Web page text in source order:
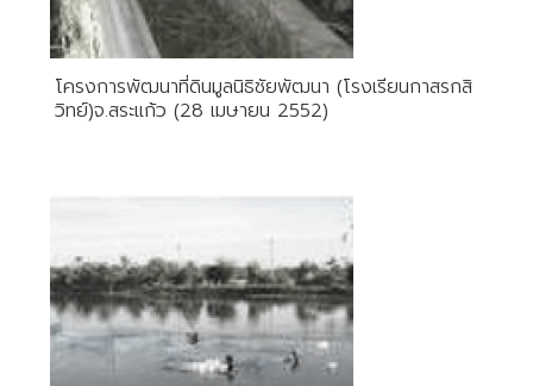
โครงการพัฒนาที่ดินมูลนิธิชัยพัฒนา (โรงเรียนกาสรกสิ
วิทย์)จ.สระแก้ว (28 เมษายน 2552)